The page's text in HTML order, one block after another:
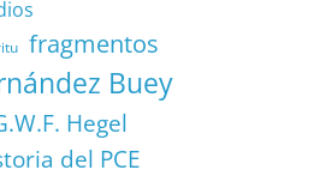
fragmentos
Buey
Hegel
del PCE